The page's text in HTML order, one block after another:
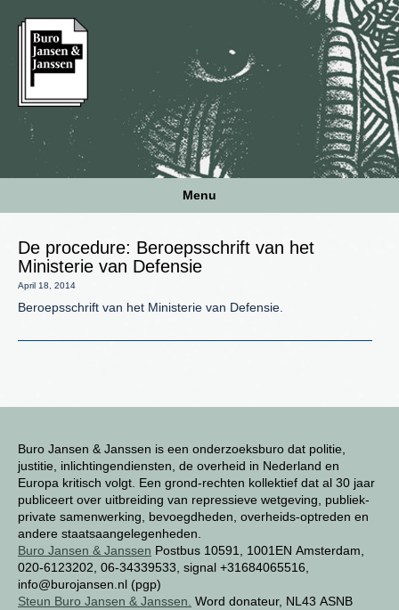
Menu
Buro Jansen & Janssen is een onderzoeksburo dat politie,
justitie, inlichtingendiensten, de overheid in Nederland en
Europa kritisch volgt. Een grond-rechten kollektief dat al 30 jaar
publiceert over uitbreiding van repressieve wetgeving, publiek-
private samenwerking, bevoegdheden, overheids-optreden en
andere staatsaangelegenheden.
Buro Jansen & Janssen Postbus 10591, 1001EN Amsterdam,
020-6123202, 06-34339533, signal +31684065516,
info@burojansen.nl (pgp)
Steun Buro Jansen & Janssen. Word donateur, NL43 ASNB
De procedure: Beroepsschrift van het
Ministerie van Defensie
April 18, 2014
Beroepsschrift van het Ministerie van Defensie.